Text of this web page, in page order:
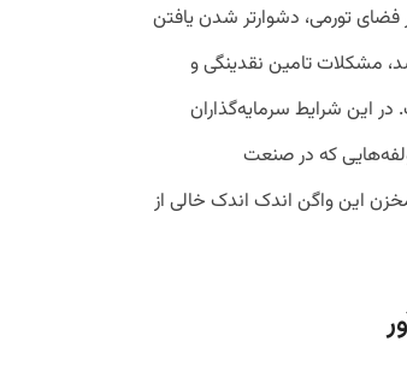
فضای تورمی، دشوارتر شدن یافتن
مشکلات تامین نقدینگی و
این شرایط سرمایه‌گذاران
که در صنعت
این واگن اندک اندک خالی از